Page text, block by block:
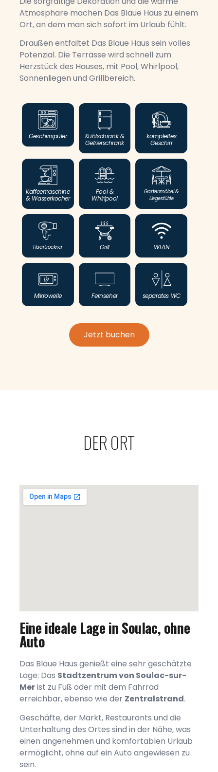
Atmosphäre machen Das Blaue Haus zu einem
Ort, an dem man sich sofort im Urlaub fühlt.
Draußen entfaltet Das Blaue Haus sein volles
Potenzial. Die Terrasse wird schnell zum
Herzstück des Hauses, mit Pool, Whirlpool,
Sonnenliegen und Grillbereich.
Geschirrspüler
Kühlschrank &
Gefrierschrank
komplettes
Geschirr
Kaffeemaschine
& Wasserkocher
Pool &
Whirlpool
Gartenmöbel &
Liegestühle
Haartrockner Grill WLAN
Mikrowelle Fernseher separates WC
Jetzt buchen
DER ORT
Eine ideale Lage in Soulac, ohne
Auto
Das Blaue Haus genießt eine sehr geschätzte
Lage: Das Stadtzentrum von Soulac-sur-
Merist zu Fuß oder mit dem Fahrrad
erreichbar, ebenso wie der Zentralstrand.
Geschäfte, der Markt, Restaurants und die
Unterhaltung des Ortes sind in der Nähe, was
einen angenehmen und komfortablen Urlaub
ermöglicht, ohne auf ein Auto angewiesen zu
sein.